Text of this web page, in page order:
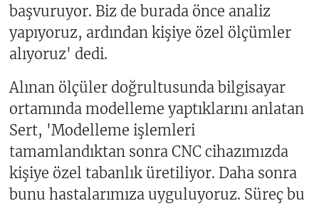
başvuruyor. Biz de burada önce analiz
yapıyoruz, ardından kişiye özel ölçümler
alıyoruz' dedi.
Alınan ölçüler doğrultusunda bilgisayar
ortamında modelleme yaptıklarını anlatan
Sert, 'Modelleme işlemleri
tamamlandıktan sonra CNC cihazımızda
kişiye özel tabanlık üretiliyor. Daha sonra
bunu hastalarımıza uyguluyoruz. Süreç bu